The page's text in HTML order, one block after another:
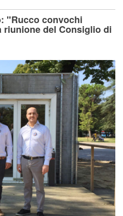
"Rucco convochi
riunione del Consiglio di